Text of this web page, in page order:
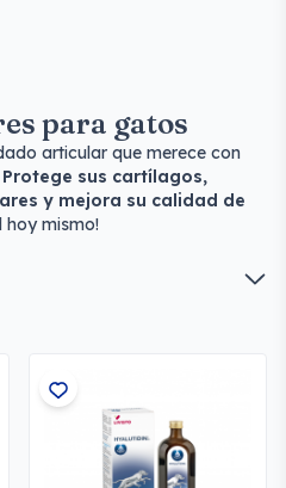
para gatos
articular que merece con
Protege sus cartílagos,
y mejora su calidad de
hoy mismo!